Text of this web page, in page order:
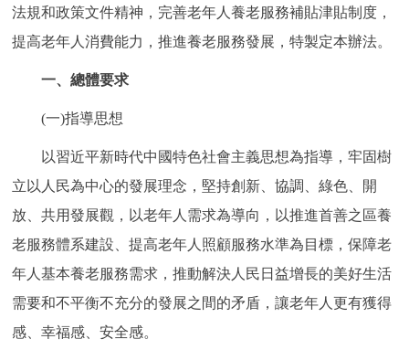
法規和政策文件精神，完善老年人養老服務補貼津貼制度，
提高老年人消費能力，推進養老服務發展，特製定本辦法。
一、總體要求
(一)指導思想
以習近平新時代中國特色社會主義思想為指導，牢固樹
立以人民為中心的發展理念，堅持創新、協調、綠色、開
放、共用發展觀，以老年人需求為導向，以推進首善之區養
老服務體系建設、提高老年人照顧服務水準為目標，保障老
年人基本養老服務需求，推動解決人民日益增長的美好生活
需要和不平衡不充分的發展之間的矛盾，讓老年人更有獲得
感、幸福感、安全感。